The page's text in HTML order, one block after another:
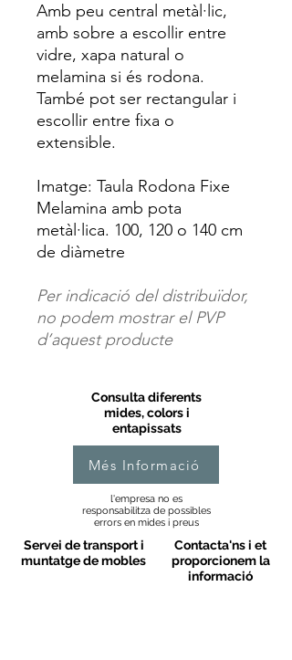
Amb peu central metàl·lic,
amb sobre a escollir entre
vidre, xapa natural o
melamina si és rodona.
També pot ser rectangular i
escollir entre fixa o
extensible.
Imatge: Taula Rodona Fixe
Melamina amb pota
metàl·lica. 100, 120 o 140 cm
de diàmetre
Per indicació del distribuïdor,
no podem mostrar el PVP
d’aquest producte
Consulta diferents
mides, colors i
entapissats
Més Informació
l'empresa no es
responsabilitza de possibles
errors en mides i preus
Servei de transport i
muntatge de mobles
Contacta'ns i et
proporcionem la
informació